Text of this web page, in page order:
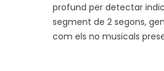
profund per detectar
segment de 2 segons,
com els no musicals